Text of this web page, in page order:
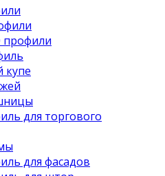
профили
купе
для торгового
для фасадов